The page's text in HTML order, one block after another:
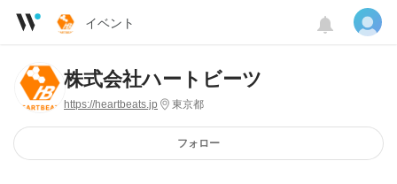
イベント
株式会社ハートビーツ
https://heartbeats.jp 東京都
フォロー